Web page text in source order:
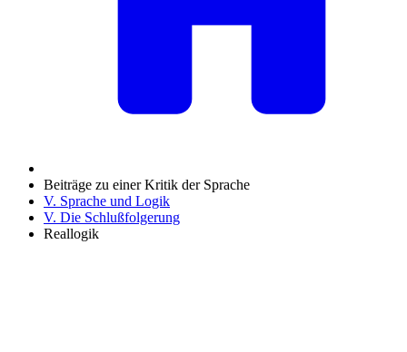
Beiträge zu einer Kritik der Sprache
V. Sprache und Logik
V. Die Schlußfolgerung
Reallogik